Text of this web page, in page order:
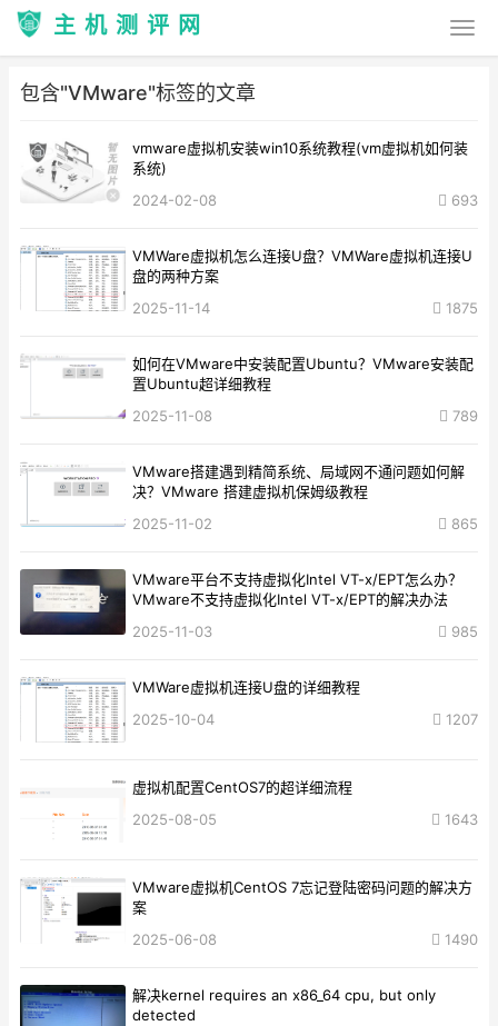
主机测评网
包含"VMware"标签的文章
vmware虚拟机安装win10系统教程(vm虚拟机如何装
系统)
2024-02-08
693
VMWare虚拟机怎么连接U盘？VMWare虚拟机连接U
盘的两种方案
2025-11-14
1875
如何在VMware中安装配置Ubuntu？VMware安装配
置Ubuntu超详细教程
2025-11-08
789
VMware搭建遇到精简系统、局域网不通问题如何解
决？VMware 搭建虚拟机保姆级教程
2025-11-02
865
VMware平台不支持虚拟化Intel VT-x/EPT怎么办？
VMware不支持虚拟化Intel VT-x/EPT的解决办法
2025-11-03
985
VMWare虚拟机连接U盘的详细教程
2025-10-04
1207
虚拟机配置CentOS7的超详细流程
2025-08-05
1643
VMware虚拟机CentOS 7忘记登陆密码问题的解决方
案
2025-06-08
1490
解决kernel requires an x86_64 cpu, but only
detected